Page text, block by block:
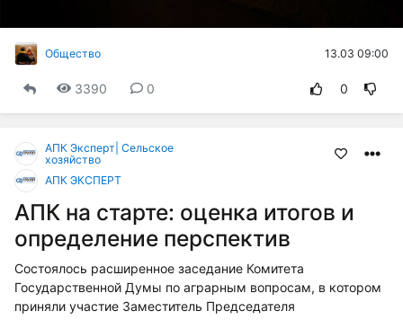
Общество 13.03 09:00
3390 0 0
АПК Эксперт| Сельское
хозяйство
АПК ЭКСПЕРТ
АПК на старте: оценка итогов и
определение перспектив
Состоялось расширенное заседание Комитета
Государственной Думы по аграрным вопросам, в котором
приняли участие Заместитель Председателя